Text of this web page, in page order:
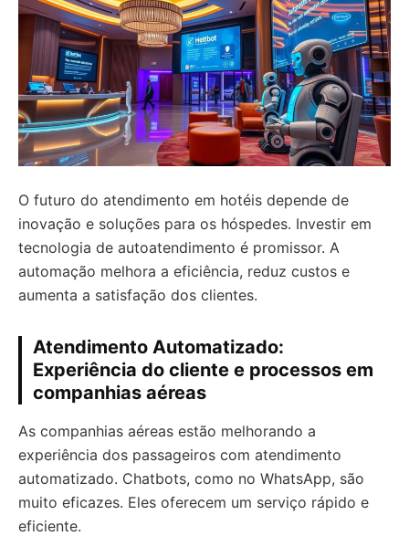
O futuro do atendimento em hotéis depende de
inovação e soluções para os hóspedes. Investir em
tecnologia de autoatendimento é promissor. A
automação melhora a eficiência, reduz custos e
aumenta a satisfação dos clientes.
Atendimento Automatizado:
Experiência do cliente e processos em
companhias aéreas
As companhias aéreas estão melhorando a
experiência dos passageiros com atendimento
automatizado. Chatbots, como no WhatsApp, são
muito eficazes. Eles oferecem um serviço rápido e
eficiente.